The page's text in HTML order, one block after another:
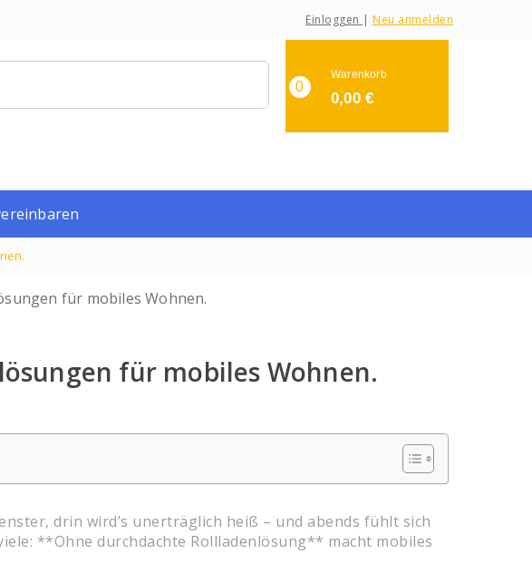
Einloggen | Neu anmelden
0
Warenkorb
0,00 €
für mobiles Wohnen.
drin wird’s unerträglich heiß – und abends fühlt sich
**Ohne durchdachte Rollladenlösung** macht mobiles